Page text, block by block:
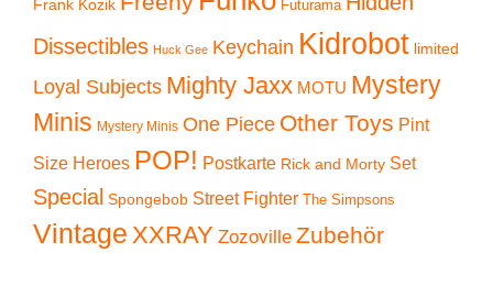
Frank Kozik Futurama
Dissectibles Huck Gee Keychain Kidrobot limited
Loyal Subjects Mighty Jaxx MOTU Mystery
Minis Mystery Minis One Piece Other Toys Pint
Size Heroes POP! Postkarte Rick and Morty Set
Special Spongebob Street Fighter The Simpsons
Vintage XXRAY Zozoville Zubehör